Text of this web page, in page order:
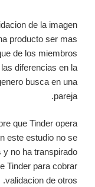
de la imagen
producto ser mas
de los miembros
diferencias en la
busca en una
pareja.
que Tinder opera
este estudio no se
y no ha transpirado
Tinder para cobrar
validacion de otros.